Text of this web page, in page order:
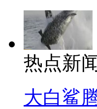
热点新
大白鲨